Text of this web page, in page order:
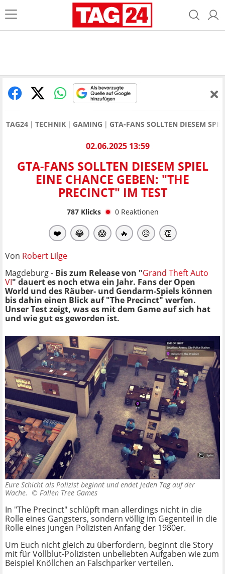
TAG24 TECHNIK GAMING GTA-FANS SOLLTEN DIESEM
02.06.2025 13:59
GTA-FANS SOLLTEN DIESEM SPIEL
EINE CHANCE GEBEN: "THE
PRECINCT" IM TEST
787Klicks 0 Reaktionen
❤️ 😂 😱 🔥 😥 👏
Von Robert Lilge
Magdeburg - Bis zum Release von "Grand Theft Auto
VI" dauert es noch etwa ein Jahr. Fans der Open
World und des Räuber- und Gendarm-Spiels können
bis dahin einen Blick auf "The Precinct" werfen.
Unser Test zeigt, was es mit dem Game auf sich hat
und wie gut es geworden ist.
Eure Schicht als Polizist beginnt und endet jeden Tag auf der
Wache. © Fallen Tree Games
In "The Precinct" schlüpft man allerdings nicht in die
Rolle eines Gangsters, sondern völlig im Gegenteil in die
Rolle eines jungen Polizisten Anfang der 1980er.
Um Euch nicht gleich zu überfordern, beginnt die Story
mit für Vollblut-Polizisten unbeliebten Aufgaben wie zum
Beispiel Knöllchen an Falschparker verteilen.